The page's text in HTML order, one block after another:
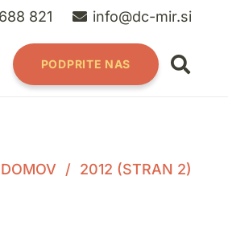
821 info@dc-mir.si
PODPRITE NAS
DOMOV / 2012 (STRAN 2)